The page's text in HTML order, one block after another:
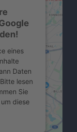
eines
Daten
lesen
Sie
diese